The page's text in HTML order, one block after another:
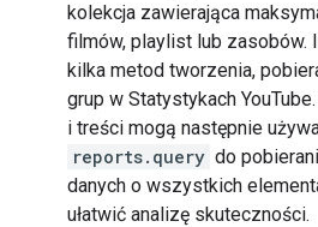
kolekcja zawierająca
filmów, playlist lub zasobów.
kilka metod tworzenia,
grup w Statystykach
i treści mogą następnie
reports.query do
danych o wszystkich
ułatwić analizę skuteczności.